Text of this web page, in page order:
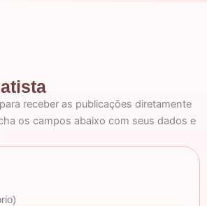
receber as publicações diretamente
os campos abaixo com seus dados e